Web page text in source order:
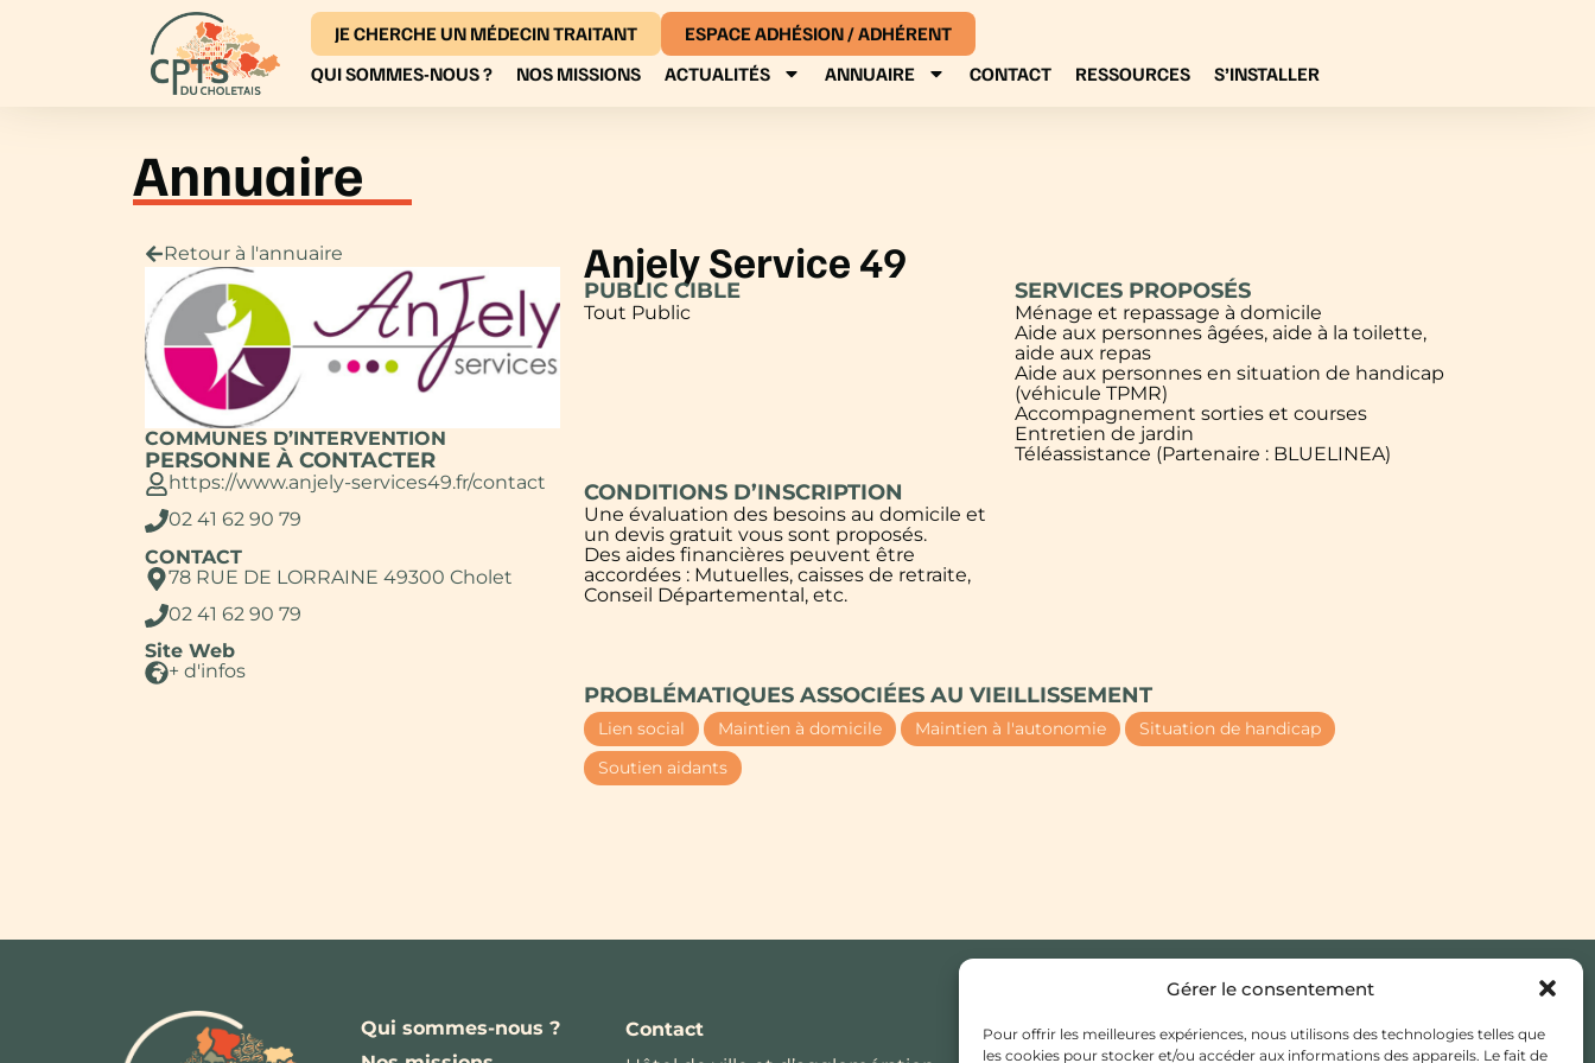
Gérer le consentement
Pour offrir les meilleures expériences, nous utilisons des technologies telles que
les cookies pour stocker et/ou accéder aux informations des appareils. Le fait de
JE CHERCHE UN MÉDECIN TRAITANT
ESPACE ADHÉSION / ADHÉRENT
QUI SOMMES-NOUS ?
NOS MISSIONS ACTUALITÉS ANNUAIRE CONTACT RESSOURCES S’INSTALLER
Annuaire
Retour à l'annuaire
COMMUNES D’INTERVENTION
PERSONNE À CONTACTER
https://www.anjely-services49.fr/contact
02 41 62 90 79
CONTACT
78 RUE DE LORRAINE 49300 Cholet
02 41 62 90 79
Site Web
+ d'infos
Anjely Service 49
PUBLIC CIBLE
Tout Public
SERVICES PROPOSÉS
Ménage et repassage à domicile
Aide aux personnes âgées, aide à la toilette,
aide aux repas
Aide aux personnes en situation de handicap
(véhicule TPMR)
Accompagnement sorties et courses
Entretien de jardin
Téléassistance (Partenaire : BLUELINEA)
CONDITIONS D’INSCRIPTION
Une évaluation des besoins au domicile et
un devis gratuit vous sont proposés.
Des aides financières peuvent être
accordées : Mutuelles, caisses de retraite,
Conseil Départemental, etc.
PROBLÉMATIQUES ASSOCIÉES AU VIEILLISSEMENT
Lien social Maintien à domicile Maintien à l'autonomie
Situation de handicap
Soutien aidants
Qui sommes-nous ?
Contact
JE CHERCHE UN MÉDECIN
TRAITANT